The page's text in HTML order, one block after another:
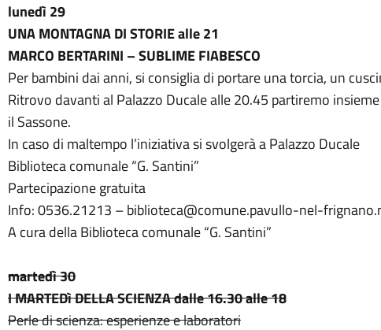
lunedì 29
UNA MONTAGNA DI STORIE alle 21
MARCO BERTARINI – SUBLIME FIABESCO
Per bambini dai anni, si consiglia di portare una torcia, un
Ritrovo davanti al Palazzo Ducale alle 20.45 partiremo
il Sassone.
In caso di maltempo l’iniziativa si svolgerà a Palazzo Ducale
Biblioteca comunale “G. Santini”
Partecipazione gratuita
Info: 0536.21213 – biblioteca@comune.pavullo-nel-
A cura della Biblioteca comunale “G. Santini”
martedì 30
I MARTEDì DELLA SCIENZA dalle 16.30 alle 18
Perle di scienza: esperienze e laboratori